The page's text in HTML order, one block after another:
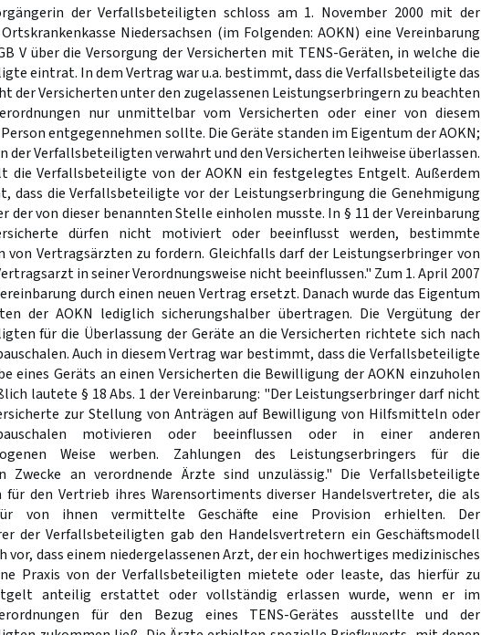
der Verfallsbeteiligten schloss am 1. November 2000 mit der
Niedersachsen (im Folgenden: AOKN) eine Vereinbarung
V über die Versorgung der Versicherten mit TENS-Geräten, in welche die
eintrat. In dem Vertrag war u.a. bestimmt, dass die Verfallsbeteiligte das
der Versicherten unter den zugelassenen Leistungserbringern zu beachten
nur unmittelbar vom Versicherten oder einer von diesem
entgegennehmen sollte. Die Geräte standen im Eigentum der AOKN;
der Verfallsbeteiligten verwahrt und den Versicherten leihweise überlassen.
die Verfallsbeteiligte von der AOKN ein festgelegtes Entgelt. Außerdem
dass die Verfallsbeteiligte vor der Leistungserbringung die Genehmigung
der von dieser benannten Stelle einholen musste. In § 11 der Vereinbarung
dürfen nicht motiviert oder beeinflusst werden, bestimmte
von Vertragsärzten zu fordern. Gleichfalls darf der Leistungserbringer von
in seiner Verordnungsweise nicht beeinflussen." Zum 1. April 2007
durch einen neuen Vertrag ersetzt. Danach wurde das Eigentum
der AOKN lediglich sicherungshalber übertragen. Die Vergütung der
für die Überlassung der Geräte an die Versicherten richtete sich nach
Auch in diesem Vertrag war bestimmt, dass die Verfallsbeteiligte
eines Geräts an einen Versicherten die Bewilligung der AOKN einzuholen
lautete § 18 Abs. 1 der Vereinbarung: "Der Leistungserbringer darf nicht
zur Stellung von Anträgen auf Bewilligung von Hilfsmitteln oder
motivieren oder beeinflussen oder in einer anderen
Weise werben. Zahlungen des Leistungserbringers für die
Zwecke an verordnende Ärzte sind unzulässig." Die Verfallsbeteiligte
für den Vertrieb ihres Warensortiments diverser Handelsvertreter, die als
von ihnen vermittelte Geschäfte eine Provision erhielten. Der
der Verfallsbeteiligten gab den Handelsvertretern ein Geschäftsmodell
vor, dass einem niedergelassenen Arzt, der ein hochwertiges medizinisches
Praxis von der Verfallsbeteiligten mietete oder leaste, das hierfür zu
anteilig erstattet oder vollständig erlassen wurde, wenn er im
für den Bezug eines TENS-Gerätes ausstellte und der